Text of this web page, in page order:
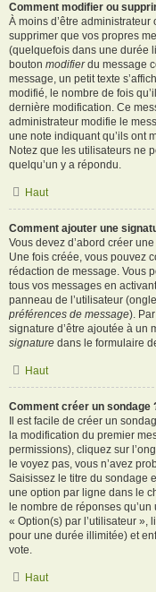
Comment modifier ou
À moins d’être
supprimer que vos propres
(quelquefois dans une durée
bouton modifierdu message
message, un petit texte
modifié, le nombre de fois
dernière modification. Ce
administrateur modifie le
une note indiquant qu’ils ont
Notez que les utilisateurs ne
quelqu’un y a répondu.
Haut
Comment ajouter une
Vous devez d’abord créer
Une fois créée, vous pouvez
rédaction de message. Vous
tous vos messages en
panneau de l’utilisateur
préférences de message).
signature d’être ajoutée à un
signature dans le formulaire
Haut
Comment créer un sondage
Il est facile de créer un
la modification du premier
permissions), cliquez sur
le voyez pas, vous n’avez
Saisissez le titre du sondage
une option par ligne dans le
le nombre de réponses
« Option(s) par l’utilisateur »,
pour une durée illimitée) et
vote.
Haut